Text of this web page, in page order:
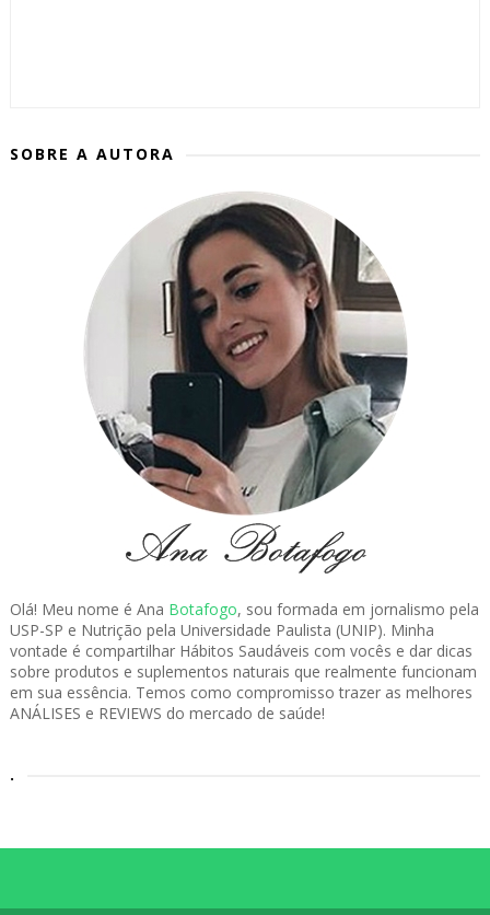
SOBRE A AUTORA
Olá! Meu nome é Ana Botafogo, sou formada em jornalismo pela
USP-SP e Nutrição pela Universidade Paulista (UNIP). Minha
vontade é compartilhar Hábitos Saudáveis com vocês e dar dicas
sobre produtos e suplementos naturais que realmente funcionam
em sua essência. Temos como compromisso trazer as melhores
ANÁLISES e REVIEWS do mercado de saúde!
.